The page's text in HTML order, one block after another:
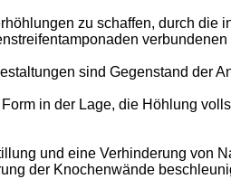
zu schaffen, durch die
sind Gegenstand der
in der Lage, die Höhlung
und eine Verhinderung von
der Knochenwände